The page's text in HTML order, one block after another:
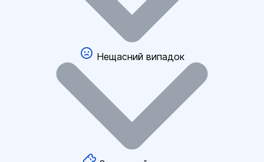
Нещасний випадок